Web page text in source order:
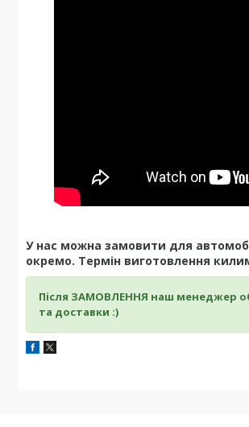
У нас можна замовити для
окремо. Термін виготовлення
Після ЗАМОВЛЕННЯ наш менеджер
та доставки :)